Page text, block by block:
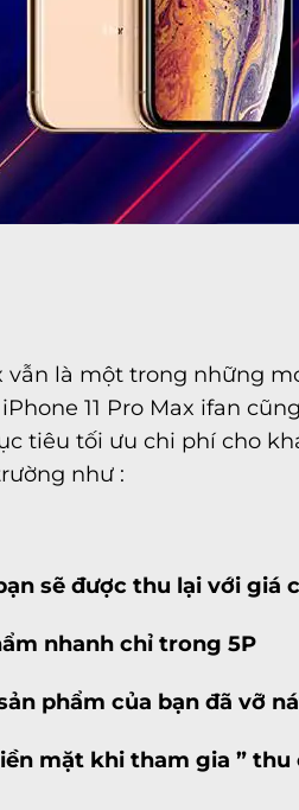
vẫn là một trong những
11 Pro Max ifan
tiêu tối ưu chi phí cho
như :
sẽ được thu lại với giá
nhanh chỉ trong 5P
phẩm của bạn đã vỡ
mặt khi tham gia ” thu